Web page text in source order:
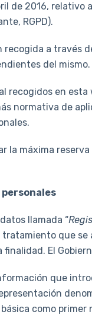
de 2016,
RGPD).
a través
del mismo.
recogidos en
normativa de
la máxima
llamada “
que
El
que
como